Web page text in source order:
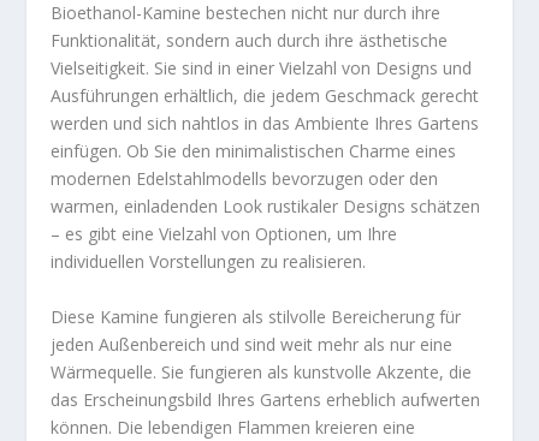
Bioethanol-Kamine bestechen nicht nur durch ihre
Funktionalität, sondern auch durch ihre ästhetische
Vielseitigkeit. Sie sind in einer Vielzahl von Designs und
Ausführungen erhältlich, die jedem Geschmack gerecht
werden und sich nahtlos in das Ambiente Ihres Gartens
einfügen. Ob Sie den minimalistischen Charme eines
modernen Edelstahlmodells bevorzugen oder den
warmen, einladenden Look rustikaler Designs schätzen
– es gibt eine Vielzahl von Optionen, um Ihre
individuellen Vorstellungen zu realisieren.
Diese Kamine fungieren als stilvolle Bereicherung für
jeden Außenbereich und sind weit mehr als nur eine
Wärmequelle. Sie fungieren als kunstvolle Akzente, die
das Erscheinungsbild Ihres Gartens erheblich aufwerten
können. Die lebendigen Flammen kreieren eine